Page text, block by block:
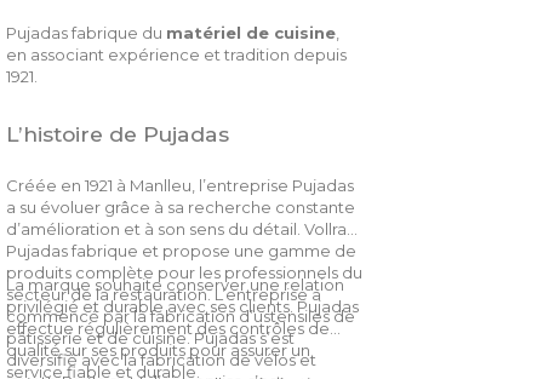
Pujadas fabrique du matériel de cuisine
en associant expérience et tradition depuis
1921.
L’histoire de Pujadas
Créée en 1921 à Manlleu, l’entreprise Pujadas
a su évoluer grâce à sa recherche constante
d’amélioration et à son sens du détail. Vollrath
Pujadas fabrique et propose une gamme de
produits complète pour les professionnels du
secteur de la restauration. L’entreprise a
commencé par la fabrication d’ustensiles de
pâtisserie et de cuisine. Pujadas s’est
diversifié avec la fabrication de vélos et
La marque souhaite conserver une relation
privilégié et durable avec ses clients. Pujadas
effectue régulièrement des contrôles de
qualité sur ses produits pour assurer un
service fiable et durable.